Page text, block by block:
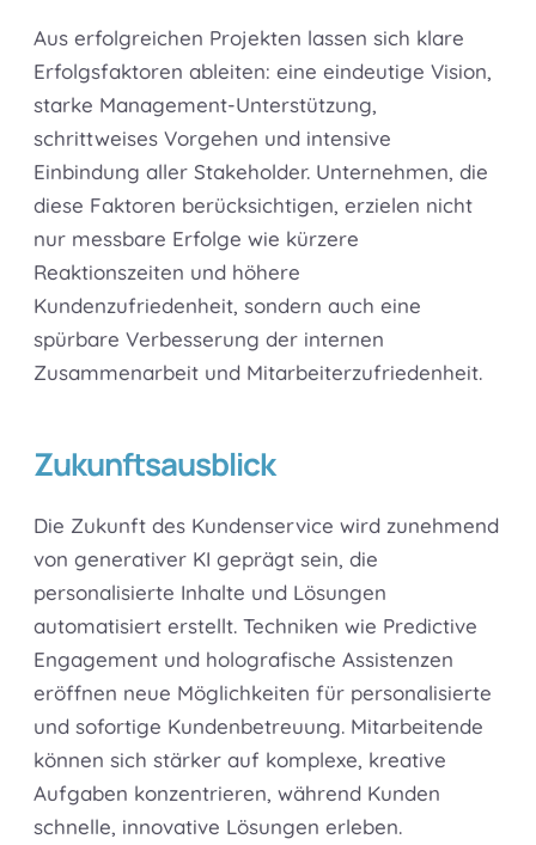
Aus erfolgreichen Projekten lassen sich klare
Erfolgsfaktoren ableiten: eine eindeutige Vision,
starke Management-Unterstützung,
schrittweises Vorgehen und intensive
Einbindung aller Stakeholder. Unternehmen, die
diese Faktoren berücksichtigen, erzielen nicht
nur messbare Erfolge wie kürzere
Reaktionszeiten und höhere
Kundenzufriedenheit, sondern auch eine
spürbare Verbesserung der internen
Zusammenarbeit und Mitarbeiterzufriedenheit.
Zukunftsausblick
Die Zukunft des Kundenservice wird zunehmend
von generativer KI geprägt sein, die
personalisierte Inhalte und Lösungen
automatisiert erstellt. Techniken wie Predictive
Engagement und holografische Assistenzen
eröffnen neue Möglichkeiten für personalisierte
und sofortige Kundenbetreuung. Mitarbeitende
können sich stärker auf komplexe, kreative
Aufgaben konzentrieren, während Kunden
schnelle, innovative Lösungen erleben.